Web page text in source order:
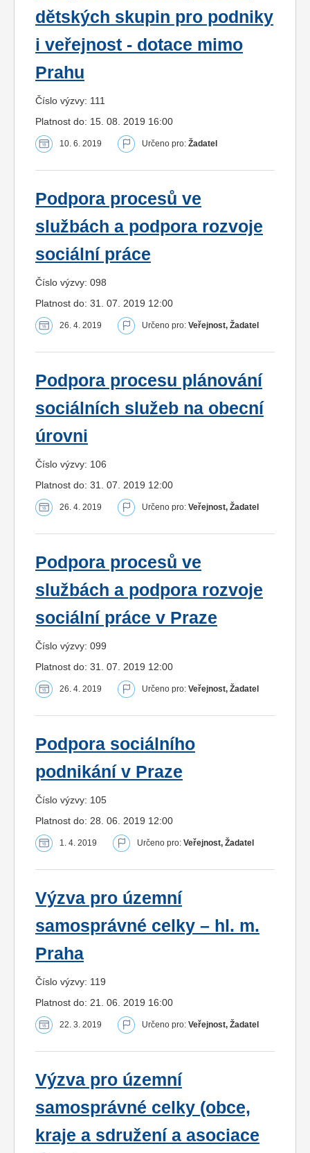
dětských skupin pro podniky
i veřejnost - dotace mimo
Prahu
Číslo výzvy: 111
Platnost do: 15. 08. 2019 16:00
10. 6. 2019 Určeno pro: Žadatel
Podpora procesů ve
službách a podpora rozvoje
sociální práce
Číslo výzvy: 098
Platnost do: 31. 07. 2019 12:00
26. 4. 2019 Určeno pro: Veřejnost, Žadatel
Podpora procesu plánování
sociálních služeb na obecní
úrovni
Číslo výzvy: 106
Platnost do: 31. 07. 2019 12:00
26. 4. 2019 Určeno pro: Veřejnost, Žadatel
Podpora procesů ve
službách a podpora rozvoje
sociální práce v Praze
Číslo výzvy: 099
Platnost do: 31. 07. 2019 12:00
26. 4. 2019 Určeno pro: Veřejnost, Žadatel
Podpora sociálního
podnikání v Praze
Číslo výzvy: 105
Platnost do: 28. 06. 2019 12:00
1. 4. 2019 Určeno pro: Veřejnost, Žadatel
Výzva pro územní
samosprávné celky – hl. m.
Praha
Číslo výzvy: 119
Platnost do: 21. 06. 2019 16:00
22. 3. 2019 Určeno pro: Veřejnost, Žadatel
Výzva pro územní
samosprávné celky (obce,
kraje a sdružení a asociace